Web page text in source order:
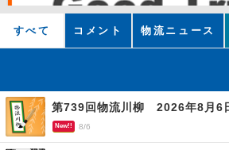
すべて コメント 物流ニュース
第739回物流川柳 2026年8月6
New!! 8/6